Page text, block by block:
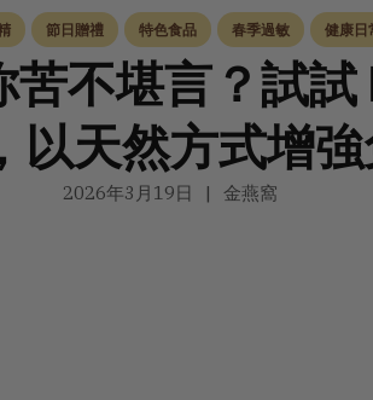
節日贈禮 特色食品 春季過敏 健康日
不堪言？試試
以天然方式增
2026年3月19日 金燕窩